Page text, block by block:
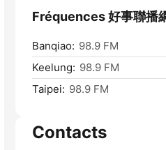
Fréquences 好事聯播
Banqiao: 98.9 FM
Keelung: 98.9 FM
Taipei: 98.9 FM
Contacts